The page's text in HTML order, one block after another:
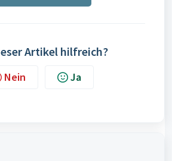
Artikel hilfreich?
Nein Ja